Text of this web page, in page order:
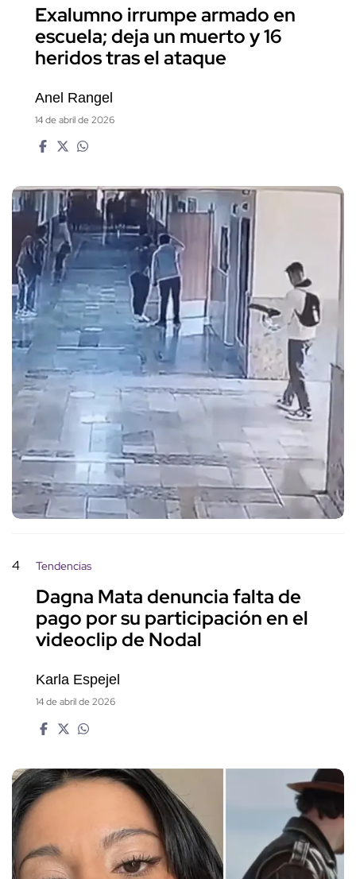
Exalumno irrumpe armado en
escuela; deja un muerto y 16
heridos tras el ataque
Anel Rangel
14 de abril de 2026
4 Tendencias
Dagna Mata denuncia falta de
pago por su participación en el
videoclip de Nodal
Karla Espejel
14 de abril de 2026